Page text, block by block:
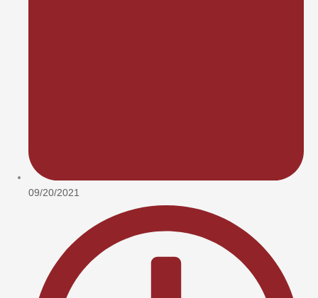
09/20/2021